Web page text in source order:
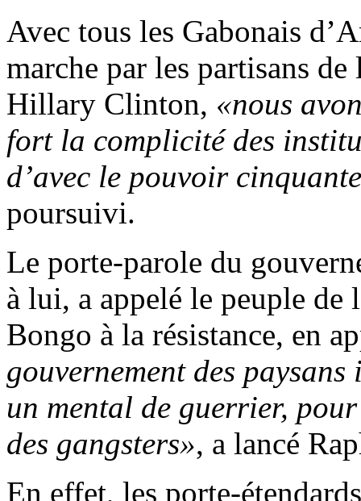
Avec tous les Gabonais
marche par les partisans
Hillary Clinton, «nous
fort la complicité des
d’avec le pouvoir
poursuivi.
Le porte-parole du
à lui, a appelé le peuple
Bongo à la résistance, en
gouvernement des
un mental de guerrier,
des gangsters», a lancé
En effet, les porte-